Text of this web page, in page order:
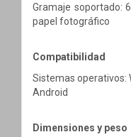
Gramaje soportado:
papel fotográfico
Compatibilidad
Sistemas operativos:
Android
Dimensiones y peso